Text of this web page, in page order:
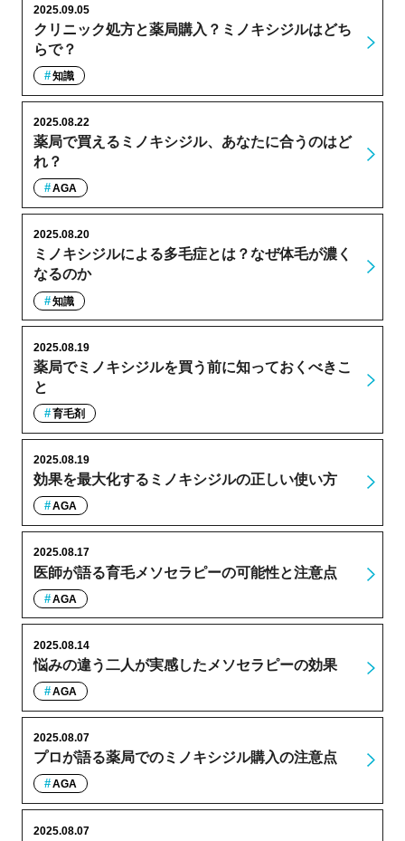
クリニック処方と薬局購入？ミノキシジルはどち
らで？
2025.09.05
知識
薬局で買えるミノキシジル、あなたに合うのはど
れ？
2025.08.22
AGA
ミノキシジルによる多毛症とは？なぜ体毛が濃く
なるのか
2025.08.20
知識
薬局でミノキシジルを買う前に知っておくべきこ
と
2025.08.19
育毛剤
効果を最大化するミノキシジルの正しい使い方
2025.08.19
AGA
医師が語る育毛メソセラピーの可能性と注意点
2025.08.17
AGA
悩みの違う二人が実感したメソセラピーの効果
2025.08.14
AGA
プロが語る薬局でのミノキシジル購入の注意点
2025.08.07
AGA
2025.08.07